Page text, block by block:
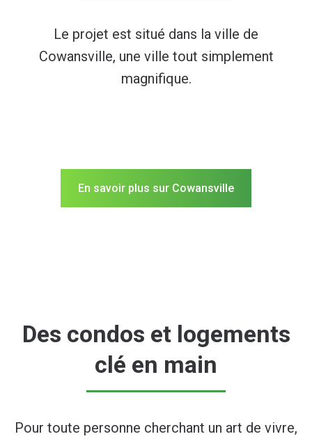
Le projet est situé dans la ville de
Cowansville, une ville tout simplement
magnifique.
En savoir plus sur Cowansville
Des condos et logements
clé en main
Pour toute personne cherchant un art de vivre,